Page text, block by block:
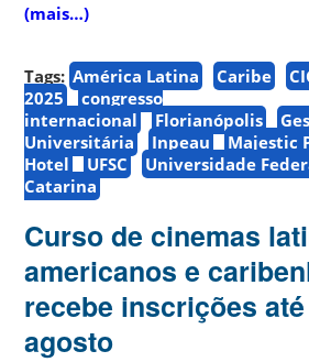
(mais…)
Tags: América Latina Caribe
2025
congresso
internacional
Florianópolis
Universitária
Inpeau
Majestic
Hotel
UFSC
Universidade
Catarina
Curso de cinemas
americanos e
recebe inscrições
agosto